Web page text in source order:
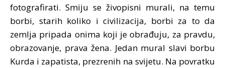
fotografirati. Smiju se živopisni murali, na temu
borbi, starih koliko i civilizacija, borbi za to da
zemlja pripada onima koji je obrađuju, za pravdu,
obrazovanje, prava žena. Jedan mural slavi borbu
Kurda i zapatista, prezrenih na svijetu. Na povratku